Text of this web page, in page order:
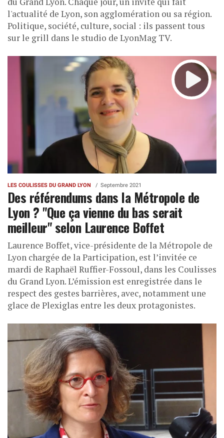
l'actualité de Lyon, son agglomération ou sa région.
Politique, société, culture, social : ils passent tous
sur le grill dans le studio de LyonMag TV.
LES COULISSES DU GRAND LYON Septembre 2021
Des référendums dans la Métropole de
Lyon ? "Que ça vienne du bas serait
meilleur" selon Laurence Boffet
Laurence Boffet, vice-présidente de la Métropole de
Lyon chargée de la Participation, est l’invitée ce
mardi de Raphaël Ruffier-Fossoul, dans les Coulisses
du Grand Lyon. L’émission est enregistrée dans le
respect des gestes barrières, avec, notamment une
glace de Plexiglas entre les deux protagonistes.